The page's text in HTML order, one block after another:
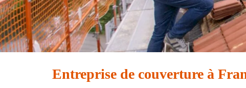
Entreprise de couverture à